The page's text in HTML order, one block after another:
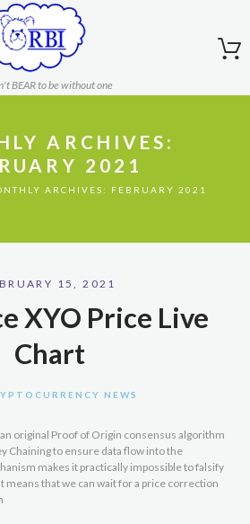
BEAR to be without one
ARCHIVES:
2021
ARCHIVES: FEBRUARY 2021
15, 2021
XYO Price Live
Chart
NEWS
original Proof of Origin consensus algorithm
Chaining to ensure data flow into the
makes it practically impossible to falsify
means that we can wait for a price correction